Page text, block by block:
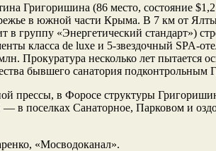
Григоришина (86 место, состояние
в южной части Крыма. В 7 км от
в группу «Энергетический стандарт»)
класса de luxe и 5-звездочный SPA-
Прокуратура несколько лет пытается
бывшего санатория подконтрольным
прессы, в Форосе структуры
в поселках Санаторное, Парковом и
«Мосводоканал».